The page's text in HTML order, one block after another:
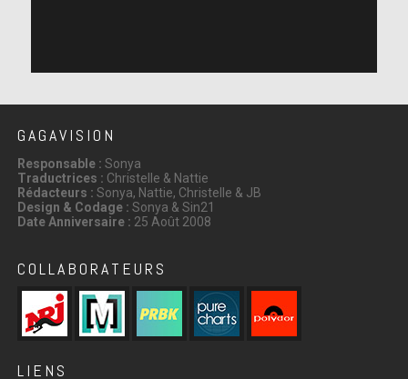
GAGAVISION
Responsable : Sonya
Traductrices : Christelle & Nattie
Rédacteurs : Sonya, Nattie, Christelle & JB
Design & Codage : Sonya & Sin21
Date Anniversaire : 25 Août 2008
COLLABORATEURS
LIENS